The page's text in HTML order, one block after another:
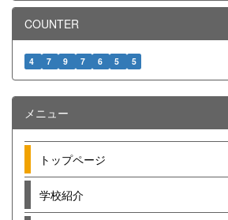
COUNTER
4 7 9 7 6 5 5
メニュー
トップページ
学校紹介